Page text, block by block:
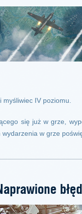
myśliwiec IV poziomu.
się już w grze,
w grze